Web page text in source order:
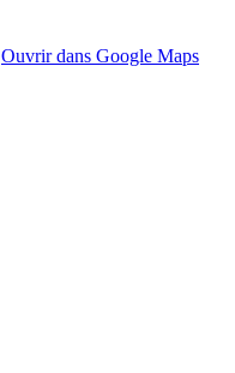
Ouvrir dans Google Maps